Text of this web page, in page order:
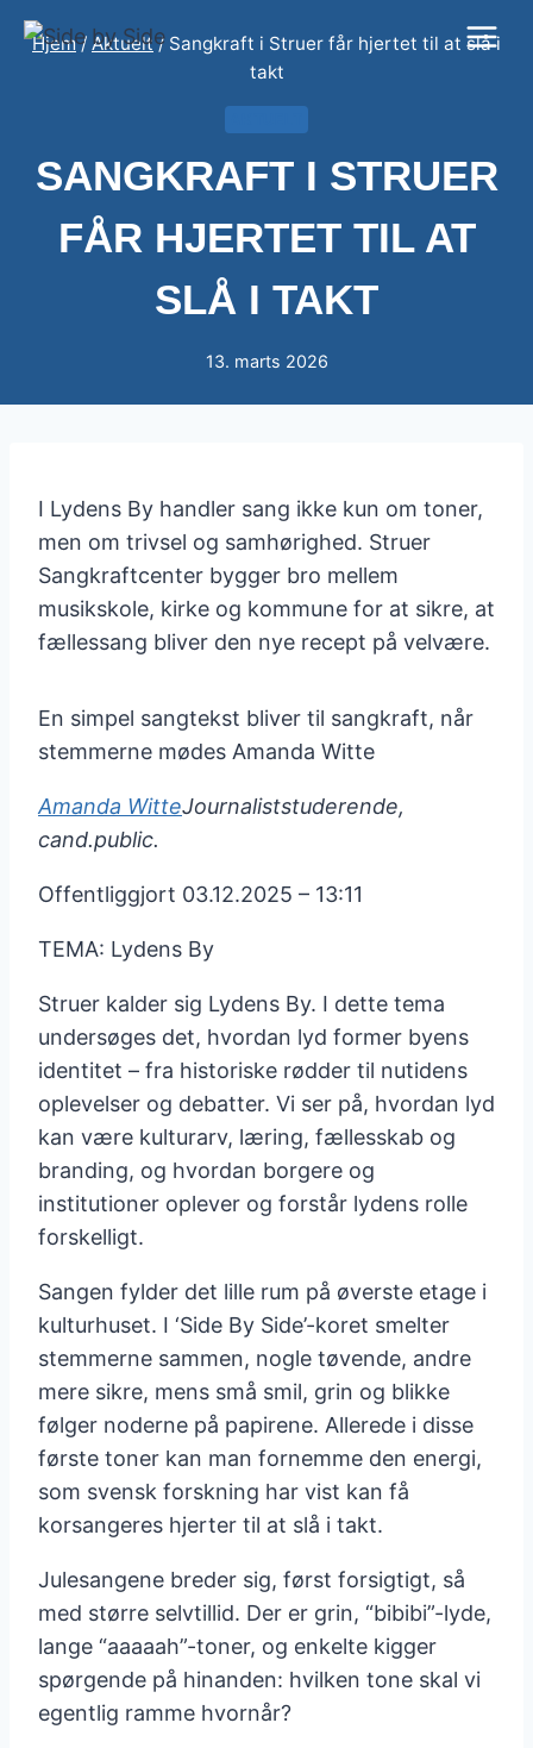
Fortsæt
Hjem / Aktuelt / Sangkraft i Struer får hjertet til at slå i
takt
SANGKRAFT I STRUER
FÅR HJERTET TIL AT
SLÅ I TAKT
13. marts 2026
I Lydens By handler sang ikke kun om toner,
men om trivsel og samhørighed. Struer
Sangkraftcenter bygger bro mellem
musikskole, kirke og kommune for at sikre, at
fællessang bliver den nye recept på velvære.
En simpel sangtekst bliver til sangkraft, når
stemmerne mødes Amanda Witte
Amanda WitteJournaliststuderende,
cand.public.
Offentliggjort 03.12.2025 – 13:11
TEMA: Lydens By
Struer kalder sig Lydens By. I dette tema
undersøges det, hvordan lyd former byens
identitet – fra historiske rødder til nutidens
oplevelser og debatter. Vi ser på, hvordan lyd
kan være kulturarv, læring, fællesskab og
branding, og hvordan borgere og
institutioner oplever og forstår lydens rolle
forskelligt.
Sangen fylder det lille rum på øverste etage i
kulturhuset. I ‘Side By Side’-koret smelter
stemmerne sammen, nogle tøvende, andre
mere sikre, mens små smil, grin og blikke
følger noderne på papirene. Allerede i disse
første toner kan man fornemme den energi,
som svensk forskning har vist kan få
korsangeres hjerter til at slå i takt.
Julesangene breder sig, først forsigtigt, så
med større selvtillid. Der er grin, “bibibi”-lyde,
lange “aaaaah”-toner, og enkelte kigger
spørgende på hinanden: hvilken tone skal vi
egentlig ramme hvornår?